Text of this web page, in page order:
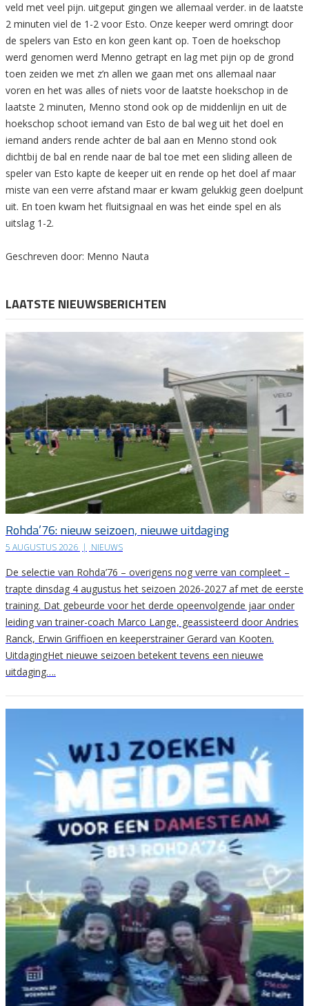
veld met veel pijn. uitgeput gingen we allemaal verder. in de laatste
2 minuten viel de 1-2 voor Esto. Onze keeper werd omringt door
de spelers van Esto en kon geen kant op. Toen de hoekschop
werd genomen werd Menno getrapt en lag met pijn op de grond
toen zeiden we met z’n allen we gaan met ons allemaal naar
voren en het was alles of niets voor de laatste hoekschop in de
laatste 2 minuten, Menno stond ook op de middenlijn en uit de
hoekschop schoot iemand van Esto de bal weg uit het doel en
iemand anders rende achter de bal aan en Menno stond ook
dichtbij de bal en rende naar de bal toe met een sliding alleen de
speler van Esto kapte de keeper uit en rende op het doel af maar
miste van een verre afstand maar er kwam gelukkig geen doelpunt
uit. En toen kwam het fluitsignaal en was het einde spel en als
uitslag 1-2.
Geschreven door: Menno Nauta
LAATSTE NIEUWSBERICHTEN
Rohda’76: nieuw seizoen, nieuwe uitdaging
5 AUGUSTUS 2026 | NIEUWS
De selectie van Rohda’76 – overigens nog verre van compleet –
trapte dinsdag 4 augustus het seizoen 2026-2027 af met de eerste
training. Dat gebeurde voor het derde opeenvolgende jaar onder
leiding van trainer-coach Marco Lange, geassisteerd door Andries
Ranck, Erwin Griffioen en keeperstrainer Gerard van Kooten.
UitdagingHet nieuwe seizoen betekent tevens een nieuwe
uitdaging….